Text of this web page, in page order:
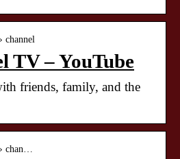
channel
TV – YouTube
friends, family, and the
chan…